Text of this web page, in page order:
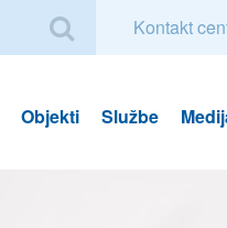
Kontakt
Objekti Službe